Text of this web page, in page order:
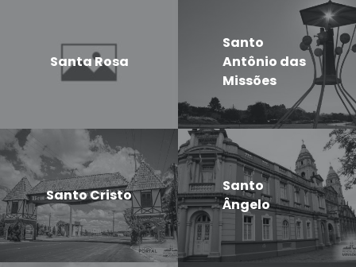
Santa Rosa
Santo
Antônio das
Missões
Santo Cristo
Santo
Ângelo